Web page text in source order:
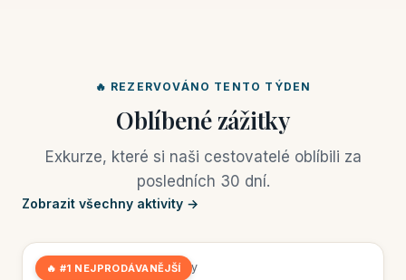
🔥 REZERVOVÁNO TENTO TÝDEN
Oblíbené zážitky
Exkurze, které si naši cestovatelé oblíbili za
posledních 30 dní.
Zobrazit všechny aktivity →
🔥 #1 NEJPRODÁVANĚJŠÍ
★4,5 (483 recenzí) 3 hodiny